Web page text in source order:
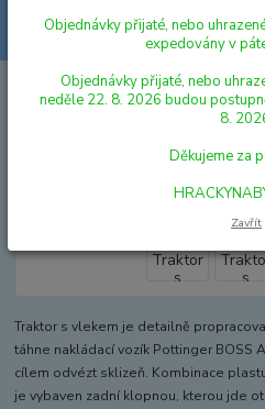
AUTA, LODĚ, LETADLA SIKU
SIKU Blister -
Traktor s vlekem je detailně
táhne nakládací vozík Pottinger
cílem odvézt sklizeň. Kombinace
je vybaven zadní klopnou, kterou jde
Objednávky přijaté, nebo
expedovány v
Objednávky přijaté, nebo
neděle 22. 8. 2026 budou
8.
Děkujeme za
Zavřít